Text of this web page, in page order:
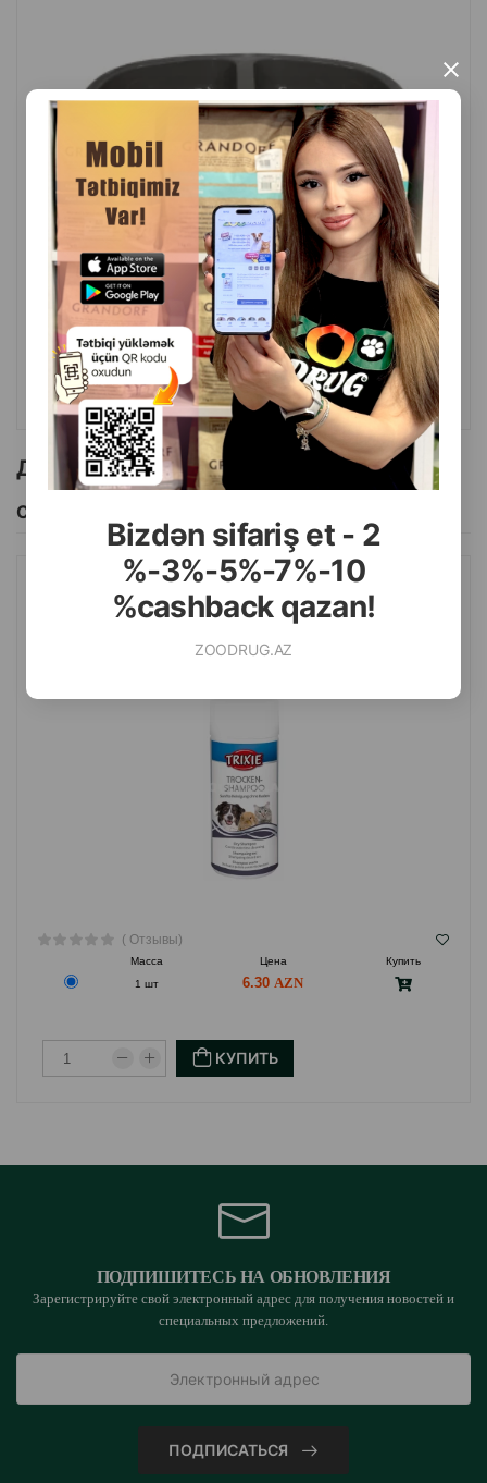
Bizdən sifariş et - 2
%-3%-5%-7%-10
%cashback qazan!
ZOODRUG.AZ
×
Цвет:Синий с белыми краями.
Материал Керамика.
Бренд:Trixie.
Страна производитель:Китай.
( Отзывы)
Масса Цена
Купить
1 шт
4.50
КУПИТЬ
Другие товоры бренда
Смотреть Все
СУХОЙ ШАМПУНЬ TRIXIE ГИПОАЛЛЕРГЕННЫЙ ДЛЯ СОБАК,
КОШЕК И МЕЛКИХ ЖИВОТНЫХ 100 ГР.#29181
( Отзывы)
Масса Цена
Купить
1 шт
6.30
КУПИТЬ
ПОДПИШИТЕСЬ НА ОБНОВЛЕНИЯ
Зарегистрируйте свой электронный адрес для получения новостей и
специальных предложений.
ПОДПИСАТЬСЯ